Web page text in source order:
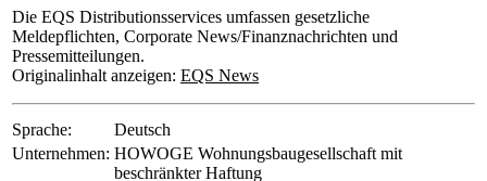
Die EQS Distributionsservices umfassen gesetzliche
Meldepflichten, Corporate News/Finanznachrichten und
Pressemitteilungen.
Originalinhalt anzeigen: EQS News
Sprache:
Deutsch
Unternehmen: HOWOGE Wohnungsbaugesellschaft mit
beschränkter Haftung